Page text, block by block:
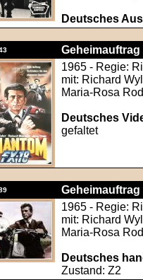
Deutsches
Geheimauftrag
1965 - Regie:
mit: Richard
Maria-Rosa
Deutsches
gefaltet
Geheimauftrag
1965 - Regie:
mit: Richard
Maria-Rosa
Deutsches
Zustand: Z2